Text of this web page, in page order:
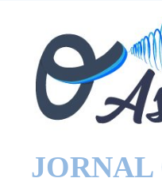
content
JORNAL